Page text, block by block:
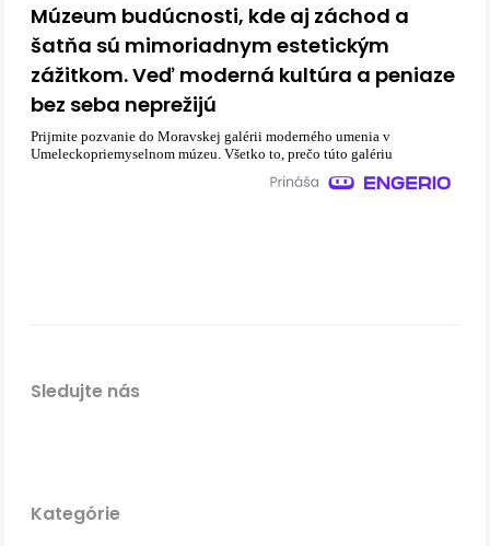
Múzeum budúcnosti, kde aj záchod a
šatňa sú mimoriadnym estetickým
zážitkom. Veď moderná kultúra a peniaze
bez seba neprežijú
Prijmite pozvanie do Moravskej galérii moderného umenia v
Umeleckopriemyselnom múzeu. Všetko to, prečo túto galériu
Kategórie
Sledujte nás